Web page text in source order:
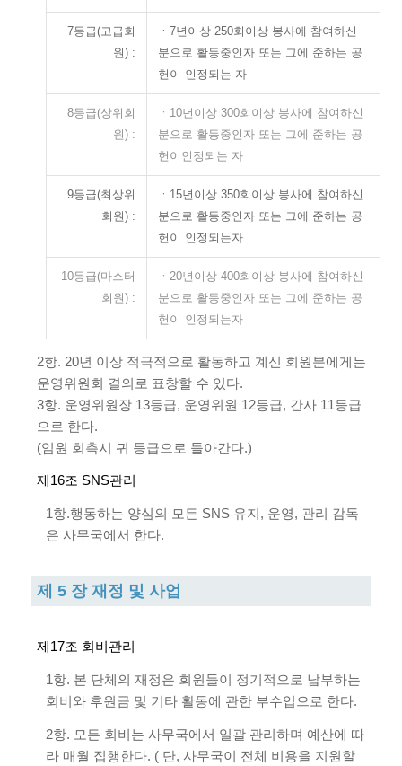
7등급(고급회
원) :
ㆍ7년이상 250회이상 봉사에 참여하신
분으로 활동중인자 또는 그에 준하는 공
헌이 인정되는 자
8등급(상위회
원) :
ㆍ10년이상 300회이상 봉사에 참여하신
분으로 활동중인자 또는 그에 준하는 공
헌이인정되는 자
9등급(최상위
회원) :
ㆍ15년이상 350회이상 봉사에 참여하신
분으로 활동중인자 또는 그에 준하는 공
헌이 인정되는자
10등급(마스터
회원) :
ㆍ20년이상 400회이상 봉사에 참여하신
분으로 활동중인자 또는 그에 준하는 공
헌이 인정되는자
2항. 20년 이상 적극적으로 활동하고 계신 회원분에게는
운영위원회 결의로 표창할 수 있다.
3항. 운영위원장 13등급, 운영위원 12등급, 간사 11등급
으로 한다.
(임원 회촉시 귀 등급으로 돌아간다.)
제16조 SNS관리
1항.행동하는 양심의 모든 SNS 유지, 운영, 관리 감독
은 사무국에서 한다.
제 5 장 재정 및 사업
제17조 회비관리
1항. 본 단체의 재정은 회원들이 정기적으로 납부하는
회비와 후원금 및 기타 활동에 관한 부수입으로 한다.
2항. 모든 회비는 사무국에서 일괄 관리하며 예산에 따
라 매월 집행한다. ( 단, 사무국이 전체 비용을 지원할